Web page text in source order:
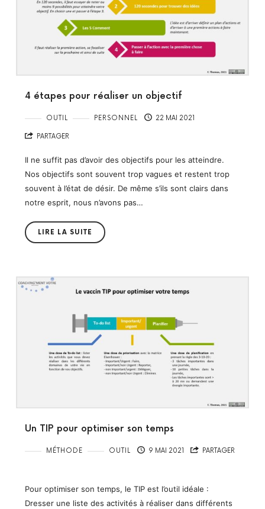
4 étapes pour réaliser un objectif
OUTIL PERSONNEL 22 MAI 2021
PARTAGER
Il ne suffit pas d’avoir des objectifs pour les atteindre.
Nos objectifs sont souvent trop vagues et restent trop
souvent à l’état de désir. De même s’ils sont clairs dans
notre esprit, nous n’avons pas…
LIRE LA SUITE
Un TIP pour optimiser son temps
MÉTHODE OUTIL 9 MAI 2021 PARTAGER
Pour optimiser son temps, le TIP est l’outil idéale :
Dresser une liste des activités à réaliser dans différents